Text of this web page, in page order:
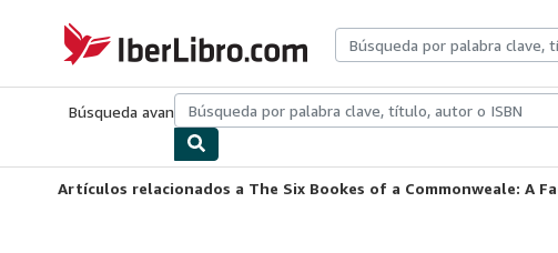
IberLibro.com
Búsqueda avanzadaColecciones Libros antiguosArte y coleccionismo
Artículos relacionados a The Six Bookes of a Commonweale: A